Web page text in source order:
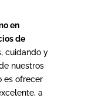
en
de
cuidando y
nuestros
es ofrecer
a